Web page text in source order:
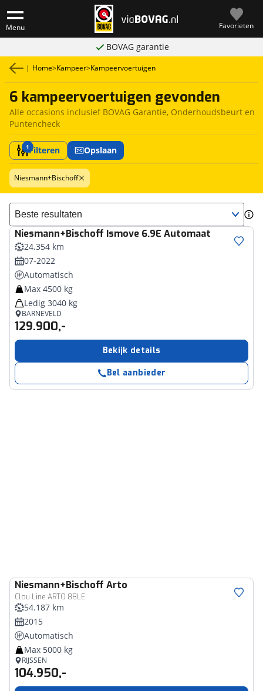
Menu Favorieten
BOVAG garantie
| Home>Kampeer>Kampeervoertuigen
6 kampeervoertuigen gevonden
Alle occasions inclusief BOVAG Garantie, Onderhoudsbeurt en
Puntencheck
1Filteren Opslaan
Niesmann+Bischoff
Sorteer resultaten
Niesmann+Bischoff Ismove 6.9E Automaat
24.354 km
07-2022
Automatisch
Max 4500 kg
Ledig 3040 kg
BARNEVELD
129.900,-
Bekijk details
Bel aanbieder
Niesmann+Bischoff Arto
Clou Line ARTO 88LE
54.187 km
2015
Automatisch
Max 5000 kg
RIJSSEN
104.950,-